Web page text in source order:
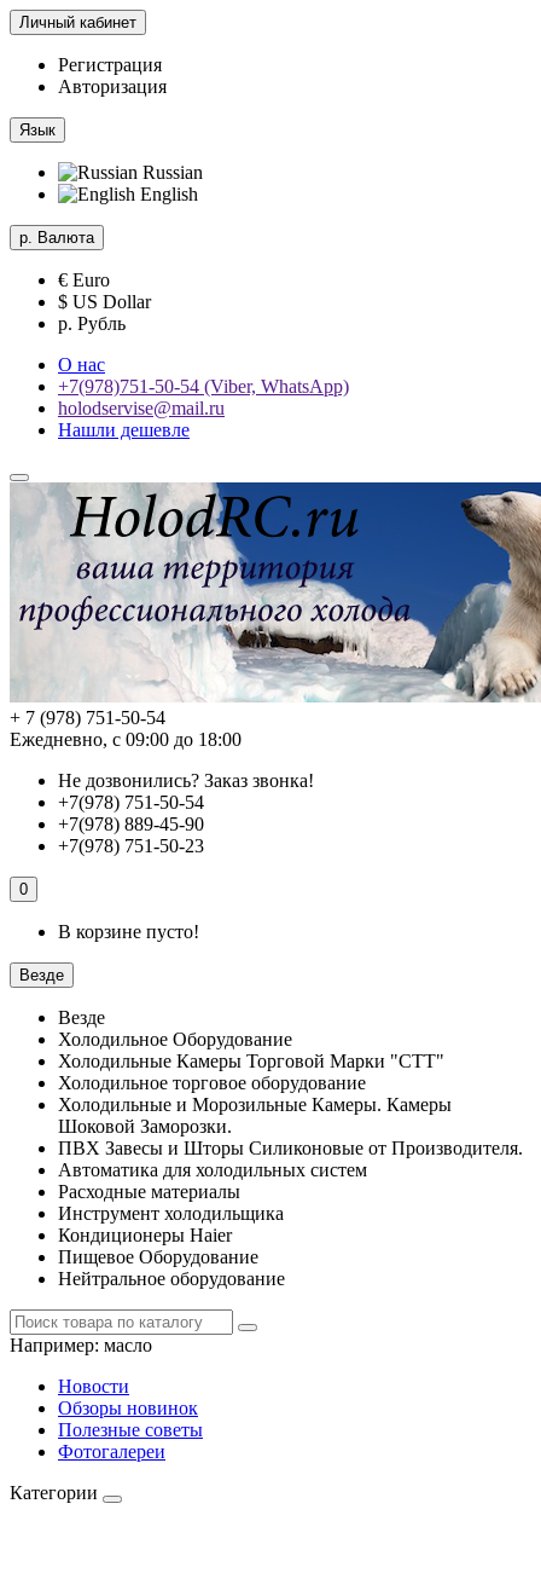
Личный кабинет
Регистрация
Авторизация
Язык
Russian
English
р. Валюта
€ Euro
$ US Dollar
р. Рубль
О нас
+7(978)751-50-54 (Viber, WhatsApp)
holodservise@mail.ru
Нашли дешевле
+ 7 (978) 751-50-54
Ежедневно, с 09:00 до 18:00
Не дозвонились? Заказ звонка!
+7(978) 751-50-54
+7(978) 889-45-90
+7(978) 751-50-23
0
В корзине пусто!
Везде
Везде
Холодильное Оборудование
Холодильные Камеры Торговой Марки "СТТ"
Холодильное торговое оборудование
Холодильные и Морозильные Камеры. Камеры
Шоковой Заморозки.
ПВХ Завесы и Шторы Силиконовые от Производителя.
Автоматика для холодильных систем
Расходные материалы
Инструмент холодильщика
Кондиционеры Haier
Пищевое Оборудование
Нейтральное оборудование
Например: масло
Новости
Обзоры новинок
Полезные советы
Фотогалереи
Категории